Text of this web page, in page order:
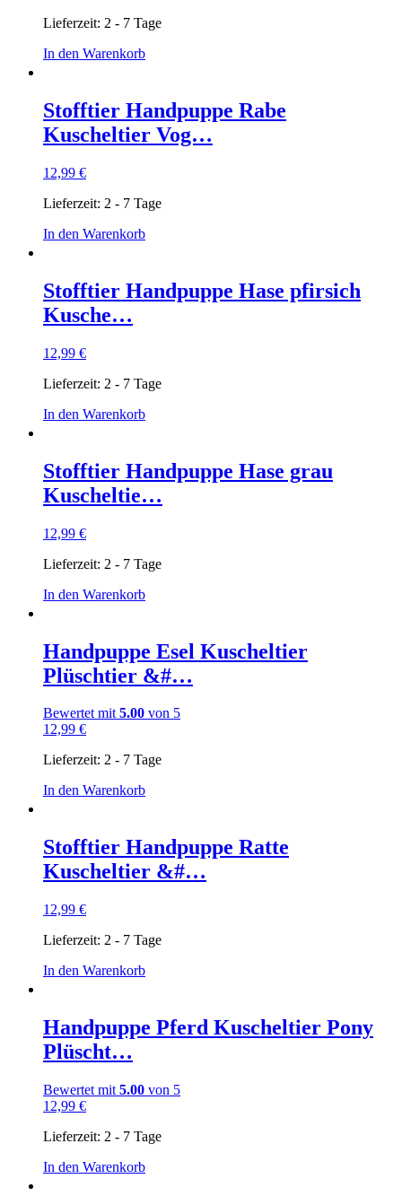
Lieferzeit: 2 - 7 Tage
In den Warenkorb
Stofftier Handpuppe Rabe
Kuscheltier Vog…
12,99 €
Lieferzeit: 2 - 7 Tage
In den Warenkorb
Stofftier Handpuppe Hase pfirsich
Kusche…
12,99 €
Lieferzeit: 2 - 7 Tage
In den Warenkorb
Stofftier Handpuppe Hase grau
Kuscheltie…
12,99 €
Lieferzeit: 2 - 7 Tage
In den Warenkorb
Handpuppe Esel Kuscheltier
Plüschtier &#…
Bewertet mit5.00 von 5
12,99 €
Lieferzeit: 2 - 7 Tage
In den Warenkorb
Stofftier Handpuppe Ratte
Kuscheltier &#…
12,99 €
Lieferzeit: 2 - 7 Tage
In den Warenkorb
Handpuppe Pferd Kuscheltier Pony
Plüscht…
Bewertet mit 5.00 von 5
12,99 €
Lieferzeit: 2 - 7 Tage
In den Warenkorb